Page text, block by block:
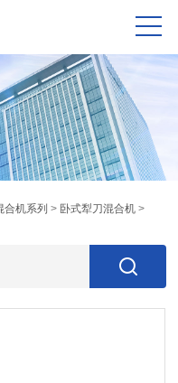
合机系列 > 卧式犁刀混合机 >